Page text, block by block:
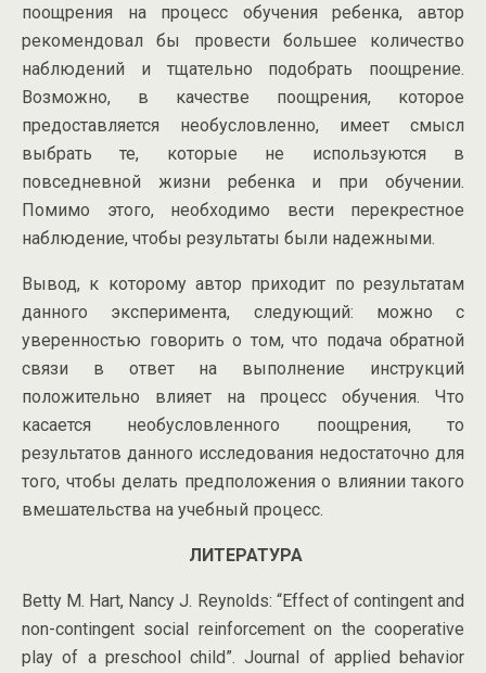
поощрения на процесс обучения ребенка, автор
рекомендовал бы провести большее количество
наблюдений и тщательно подобрать поощрение.
Возможно, в качестве поощрения, которое
предоставляется необусловленно, имеет смысл
выбрать те, которые не используются в
повседневной жизни ребенка и при обучении.
Помимо этого, необходимо вести перекрестное
наблюдение, чтобы результаты были надежными.
Вывод, к которому автор приходит по результатам
данного эксперимента, следующий: можно с
уверенностью говорить о том, что подача обратной
связи в ответ на выполнение инструкций
положительно влияет на процесс обучения. Что
касается необусловленного поощрения, то
результатов данного исследования недостаточно для
того, чтобы делать предположения о влиянии такого
вмешательства на учебный процесс.
ЛИТЕРАТУРА
Betty M. Hart, Nancy J. Reynolds: “Effect of contingent and
non-contingent social reinforcement on the cooperative
play of a preschool child”. Journal of applied behavior